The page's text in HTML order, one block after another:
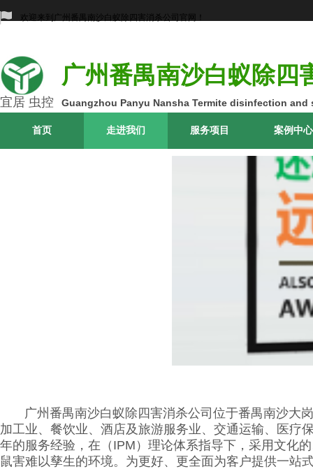
欢迎来到广州番禺南沙白蚁除四害消杀公司官网！
广州番禺南沙白蚁除四
Guangzhou Panyu Nansha Termite disinfection and
宜居 虫控
首页 走进我们 服务项目 案例中心
广州番禺南沙白蚁除四害消杀公司位于番禺南沙大岗
加工业、餐饮业、酒店及旅游服务业、交通运输、医疗
年的服务经验，在（IPM）理论体系指导下，采用文化
鼠害难以孳生的环境。为更好、更全面为客户提供一站